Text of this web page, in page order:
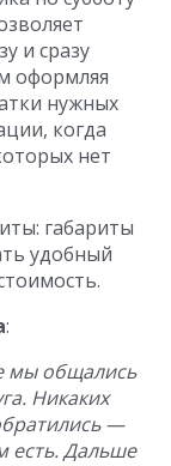
и сразу
оформляя
нужных
когда
нет
габариты
удобный
:
мы общались
Никаких
—
есть. Дальше